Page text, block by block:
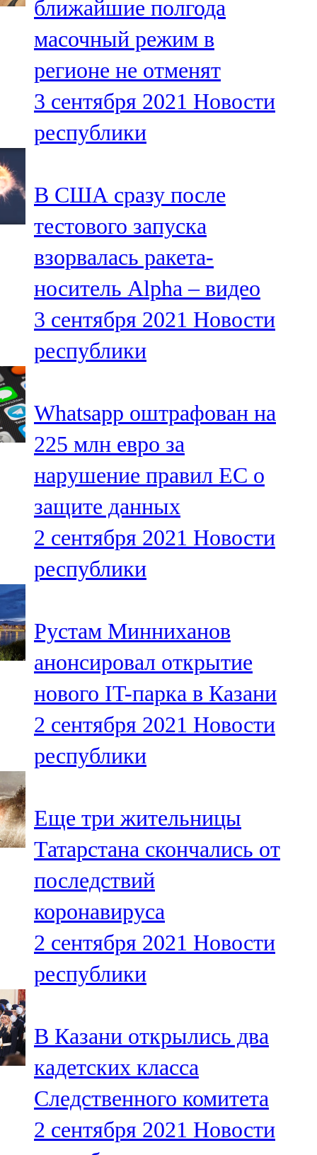
Кама тамагы
71,51 FM
Кукмара
107,9 FM
Лениногорский
Мамадыш
106,2 FM
Минзәлә
107,3 FM
Мөслим
100,0 FM
104,7 FM
Олы Әтнә
71,42 FM
Сарман
107,8 FM
Теләче
Түбән Кама
102,6 FM
Чирмешән
107,7 FM
Чистай
Чүпрәле
91,0 FM
Шәмәрдән
102,3 FM
Яңа чишмә
107,0 FM
105,5 FM
ближайшие полгода
масочный режим в
регионе не отменят
3 сентября 2021 Новости
республики
В США сразу после
тестового запуска
взорвалась ракета-
носитель Alpha – видео
3 сентября 2021 Новости
республики
Whatsapp оштрафован на
225 млн евро за
нарушение правил ЕС о
защите данных
2 сентября 2021 Новости
республики
Рустам Минниханов
анонсировал открытие
нового IT-парка в Казани
2 сентября 2021 Новости
республики
Еще три жительницы
Татарстана скончались от
последствий
коронавируса
2 сентября 2021 Новости
республики
В Казани открылиcь два
кадетских класса
Следственного комитета
2 сентября 2021 Новости